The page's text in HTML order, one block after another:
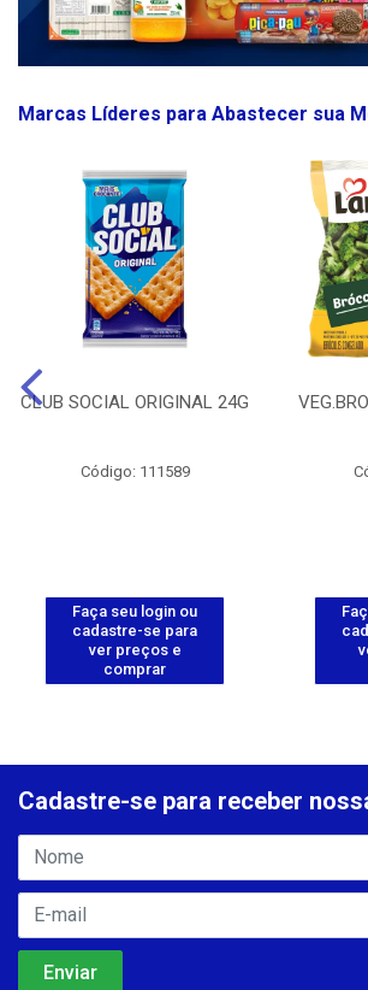
Marcas Líderes para Abastecer sua
CLUB SOCIAL ORIGINAL 24G
Código: 111589
Faça seu login ou
cadastre-se para
ver preços e
comprar
Cadastre-se para receber